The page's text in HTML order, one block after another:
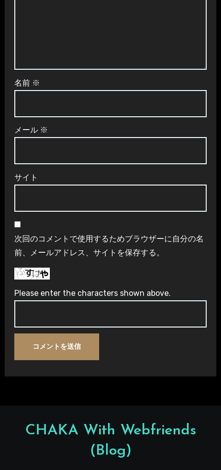
名前 ※
メール ※
サイト
次回のコメントで使用するためブラウザーに自分の名
前、メールアドレス、サイトを保存する。
Please enter the characters shown above.
CHAKA With Webfriends
(Blog)